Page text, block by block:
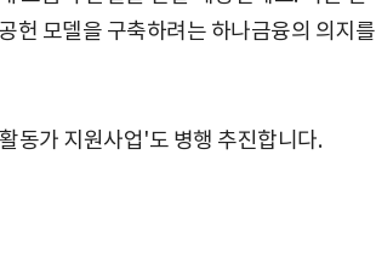
헌 모델을 구축하려는 하나금융의 의지를
동가 지원사업'도 병행 추진합니다.